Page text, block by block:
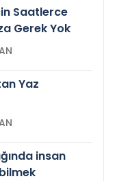
Saatlerce
Gerek Yok
Yaz
insan